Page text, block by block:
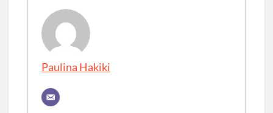
Paulina Hakiki